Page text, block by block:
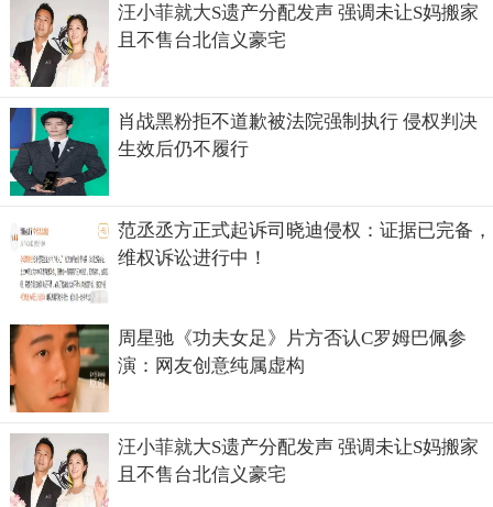
汪小菲就大S遗产分配发声 强调未让S妈搬家
且不售台北信义豪宅
肖战黑粉拒不道歉被法院强制执行 侵权判决
生效后仍不履行
范丞丞方正式起诉司晓迪侵权：证据已完备，
维权诉讼进行中！
周星驰《功夫女足》片方否认C罗姆巴佩参
演：网友创意纯属虚构
汪小菲就大S遗产分配发声 强调未让S妈搬家
且不售台北信义豪宅